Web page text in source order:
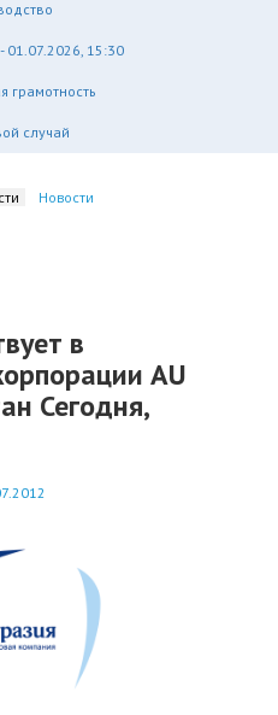
01.07.2026, 15:30
грамотность
случай
Новости
в
AU
Сегодня,